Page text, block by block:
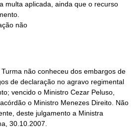
não
não conheceu dos embargos de
de declaração no agravo regimental
vencido o Ministro Cezar Peluso,
o Ministro Menezes Direito. Não
deste julgamento a Ministra
30.10.2007.